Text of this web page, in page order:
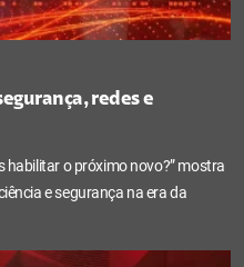
redes e
habilitar o próximo novo?” mostra
e segurança na era da